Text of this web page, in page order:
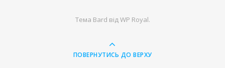
Тема Bard відWP Royal.
ПОВЕРНУТИСЬ ДО ВЕРХУ